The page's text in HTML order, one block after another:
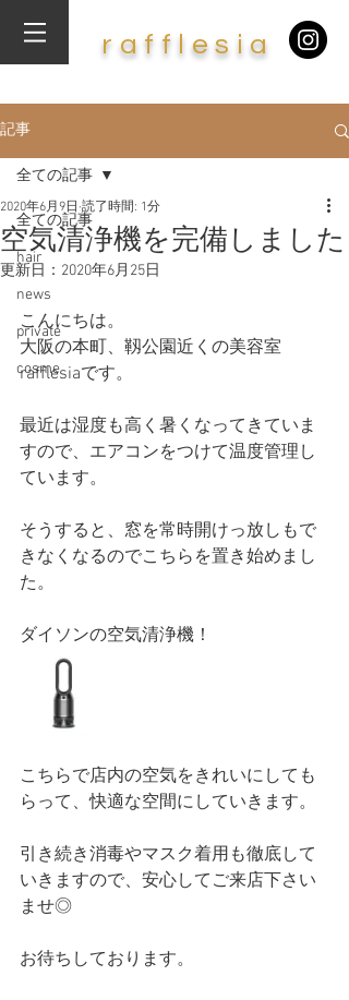
​r af f lesia
記事
全ての記事
hair
news
private
cosme
全ての記事
空気清浄機を完備しました
2020年6月9日 読了時間: 1分
更新日： 2020年6月25日
こんにちは。
大阪の本町、靱公園近くの美容室
rafflesiaです。
最近は湿度も高く暑くなってきていま
すので、エアコンをつけて温度管理し
ています。
そうすると、窓を常時開けっ放しもで
きなくなるのでこちらを置き始めまし
た。
ダイソンの空気清浄機！
こちらで店内の空気をきれいにしても
らって、快適な空間にしていきます。
引き続き消毒やマスク着用も徹底して
いきますので、安心してご来店下さい
ませ◎
お待ちしております。